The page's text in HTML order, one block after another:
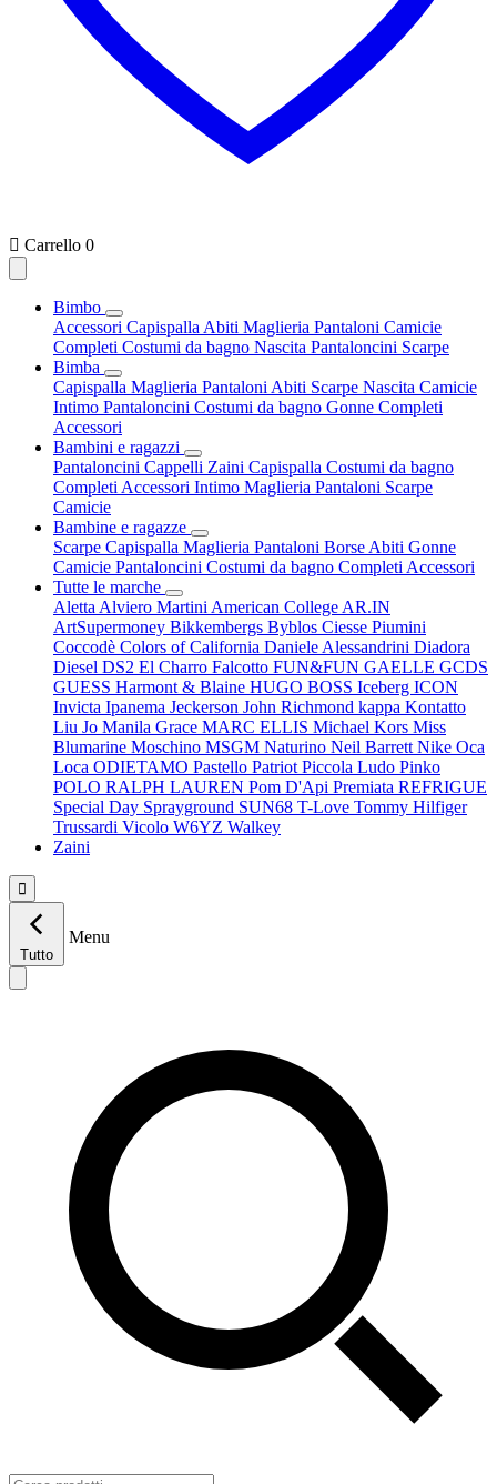
 Carrello 0
Bimbo
Accessori Capispalla Abiti Maglieria Pantaloni Camicie
Completi Costumi da bagno Nascita Pantaloncini Scarpe
Bimba
Capispalla Maglieria Pantaloni Abiti Scarpe Nascita Camicie
Intimo Pantaloncini Costumi da bagno Gonne Completi
Accessori
Bambini e ragazzi
Pantaloncini Cappelli Zaini Capispalla Costumi da bagno
Completi Accessori Intimo Maglieria Pantaloni Scarpe
Camicie
Bambine e ragazze
Scarpe Capispalla Maglieria Pantaloni Borse Abiti Gonne
Camicie Pantaloncini Costumi da bagno Completi Accessori
Tutte le marche
Aletta Alviero Martini American College AR.IN
ArtSupermoney Bikkembergs Byblos Ciesse Piumini
Coccodè Colors of California Daniele Alessandrini Diadora
Diesel DS2 El Charro Falcotto FUN&FUN GAELLE GCDS
GUESS Harmont & Blaine HUGO BOSS Iceberg ICON
Invicta Ipanema Jeckerson John Richmond kappa Kontatto
Liu Jo Manila Grace MARC ELLIS Michael Kors Miss
Blumarine Moschino MSGM Naturino Neil Barrett Nike Oca
Loca ODIETAMO Pastello Patriot Piccola Ludo Pinko
POLO RALPH LAUREN Pom D'Api Premiata REFRIGUE
Special Day Sprayground SUN68 T-Love Tommy Hilfiger
Trussardi Vicolo W6YZ Walkey
Zaini

Tutto
Menu